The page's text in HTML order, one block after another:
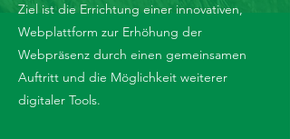
Ziel ist die Errichtung einer innovativen,
Webplattform zur Erhöhung der
Webpräsenz durch einen gemeinsamen
Auftritt und die Möglichkeit weiterer
digitaler Tools.